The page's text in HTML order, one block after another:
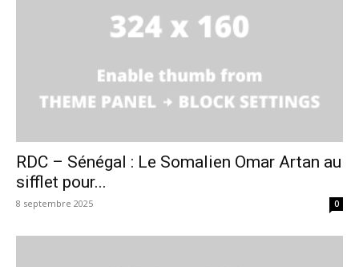
RDC – Sénégal : Le Somalien Omar Artan au
sifflet pour...
8 septembre 2025 0